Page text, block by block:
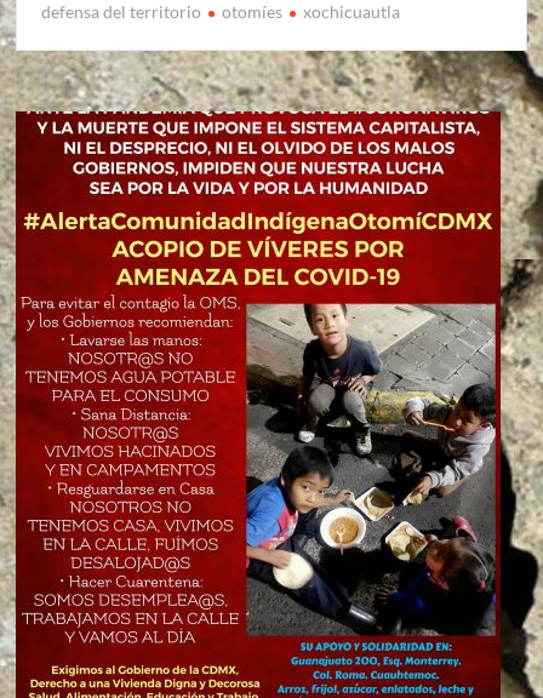
defensa del territorio
otomíes xochicuautla